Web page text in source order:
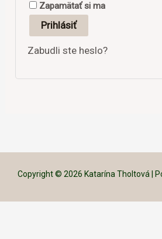
Zapamätať si ma
Prihlásiť
Zabudli ste heslo?
Copyright © 2026 Katarína Tholtová |